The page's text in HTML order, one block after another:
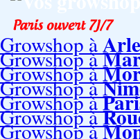
Growshop à
Growshop à
Growshop à
Growshop à
Growshop à
Growshop à
Growshop à